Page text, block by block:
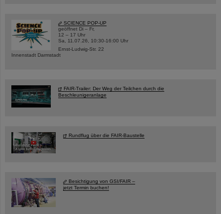
SCIENCE POP-UP
geöffnet Di – Fr,
12 – 17 Uhr
Sa, 11.07.26, 10:30-16:00 Uhr
Ernst-Ludwig-Str. 22
Innenstadt Darmstadt
FAIR-Trailer: Der Weg der Teilchen durch die
Beschleunigeranlage
Rundflug über die FAIR-Baustelle
Besichtigung von GSI/FAIR –
jetzt Termin buchen!